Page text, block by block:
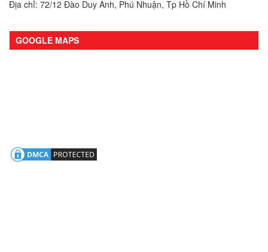
Địa chỉ: 72/12 Đào Duy Anh, Phú Nhuận, Tp Hồ Chí Minh
GOOGLE MAPS